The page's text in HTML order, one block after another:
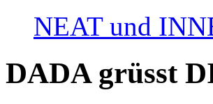
NEAT und
DADA grüsst